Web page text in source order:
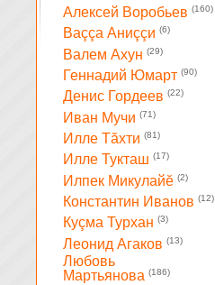
Алексей Воробьев (160)
Ваççа Аниççи (6)
Валем Ахун (29)
Геннадий Юмарт (90)
Денис Гордеев (22)
Иван Мучи (71)
Илле Тăхти (81)
Илле Тукташ (17)
Илпек Микулайĕ (2)
Константин Иванов (12)
Куçма Турхан (3)
Леонид Агаков (13)
Любовь
Мартьянова (186)